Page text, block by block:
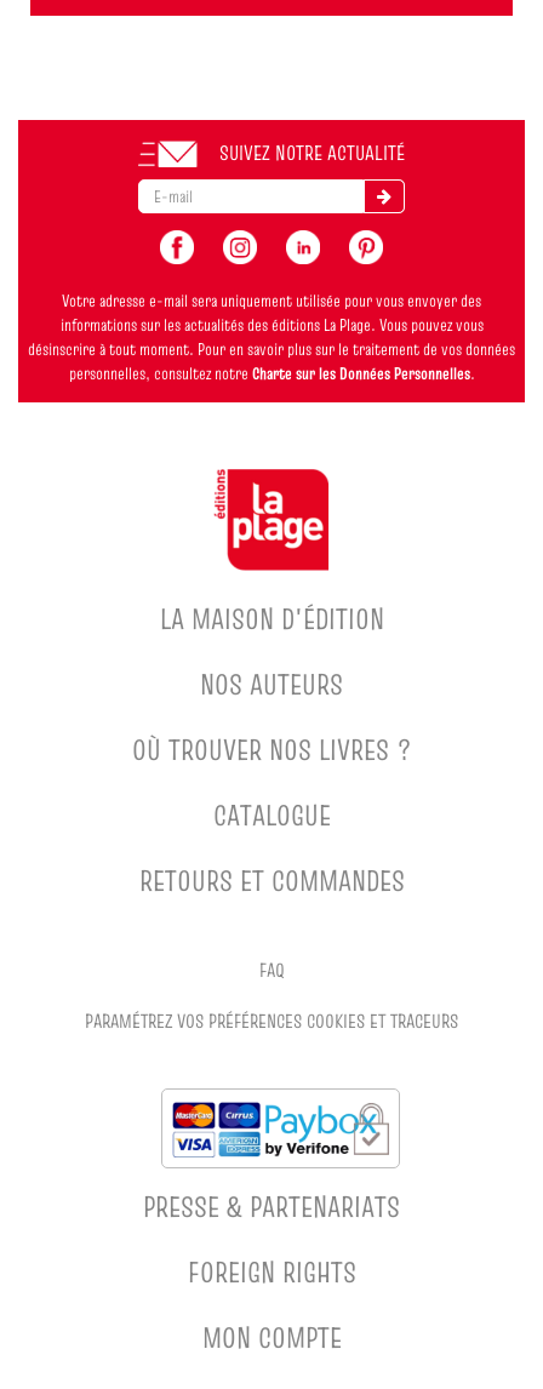
SUIVEZ NOTRE ACTUALITÉ
Votre adresse e-mail sera uniquement utilisée pour vous envoyer des
informations sur les actualités des éditions La Plage. Vous pouvez vous
désinscrire à tout moment. Pour en savoir plus sur le traitement de vos données
personnelles, consultez notre Charte sur les Données Personnelles.
LA MAISON D'ÉDITION
NOS AUTEURS
OÙ TROUVER NOS LIVRES ?
CATALOGUE
RETOURS ET COMMANDES
FAQ
PARAMÉTREZ VOS PRÉFÉRENCES COOKIES ET TRACEURS
PRESSE & PARTENARIATS
FOREIGN RIGHTS
MON COMPTE